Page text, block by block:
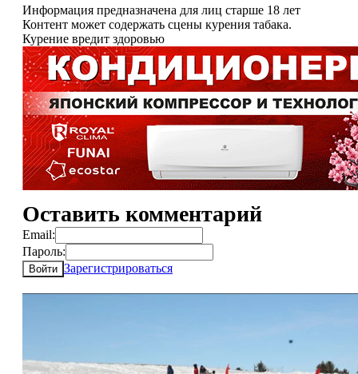
Информация предназначена для лиц старше 18 лет
Контент может содержать сцены курения табака.
Курение вредит здоровью
Оставить комментарий
Email:
Пароль:
Войти Зарегистрироваться